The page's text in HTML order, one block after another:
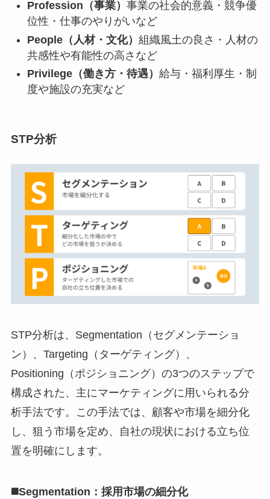
Profession（事業） 事業の社会的意義・競争優
位性・仕事のやりがいなど
People（人材・文化） 組織風土の良さ・人材の
共感性や有能性の高さなど
Privilege（働き方・待遇） 給与・福利厚生・制
度や施設の充実など
STP分析
STP分析は、Segmentation（セグメンテーショ
ン）、Targeting（ターゲティング）、
Positioning（ポジショニング）の3つのステップで
構成された、主にマーケティングに用いられる分
析手法です。この手法では、顧客や市場を細分化
し、狙う市場を定め、自社の現状における立ち位
置を明確にします。
◼️Segmentation：採用市場の細分化